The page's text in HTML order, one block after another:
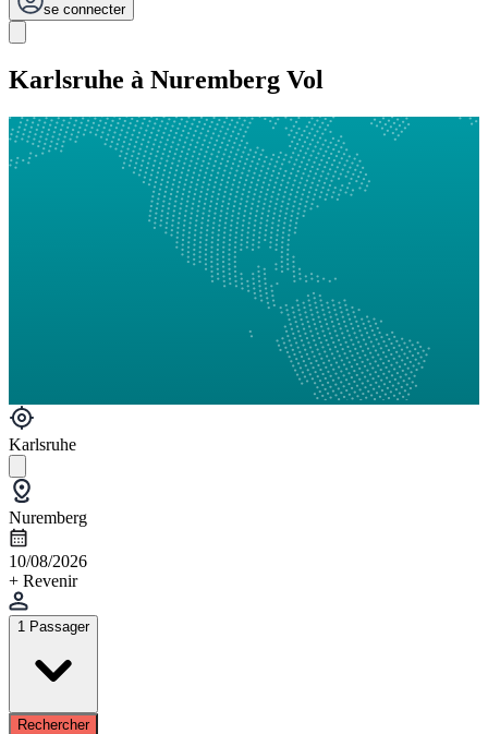
se connecter
Karlsruhe à Nuremberg Vol
Karlsruhe
Nuremberg
10/08/2026
+ Revenir
1 Passager
Rechercher